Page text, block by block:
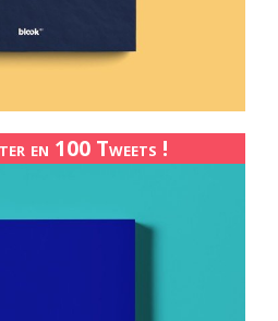
en 100 Tweets !